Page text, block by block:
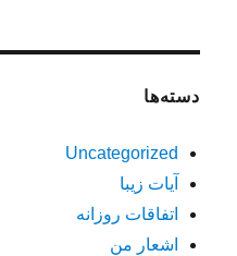
دسته‌ها
Uncategorized
آیات زیبا
اتفاقات روزانه
اشعار من